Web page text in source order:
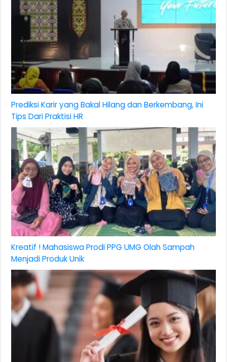
Prediksi Karir yang Bakal Hilang dan Berkembang, Ini
Tips Dari Praktisi HR
Kreatif ! Mahasiswa Prodi PPG UMG Olah Sampah
Menjadi Produk Unik